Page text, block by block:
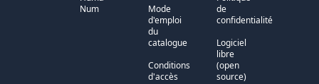
Num
Mode
d'emploi
du
catalogue
Conditions
d'accès
de
confidentialité
Logiciel
libre
(open
source)